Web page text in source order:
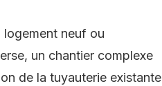
logement neuf ou
un chantier complexe
de la tuyauterie existante